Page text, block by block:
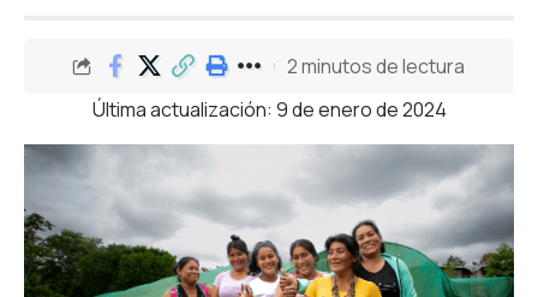
Última actualización: 9 de enero de 2024
2 minutos de lectura